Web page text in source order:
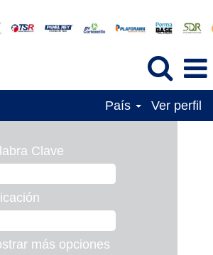
País Ver perfil
Clave
más opciones